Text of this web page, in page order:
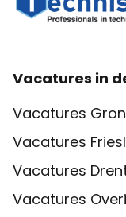
Samen met je
Vacatures in
Vacatures
Vacatures
Vacatures
Vacatures